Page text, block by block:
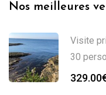
Nos meilleures
Visite
30
329.00